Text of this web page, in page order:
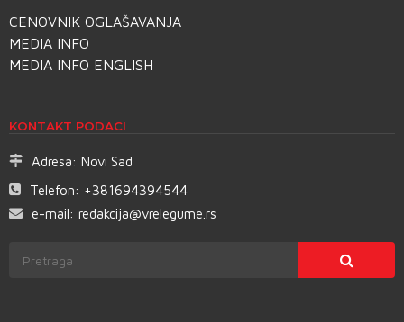
CENOVNIK OGLAŠAVANJA
MEDIA INFO
MEDIA INFO ENGLISH
KONTAKT PODACI
Adresa: Novi Sad
Telefon: +381694394544
e-mail: redakcija@vrelegume.rs